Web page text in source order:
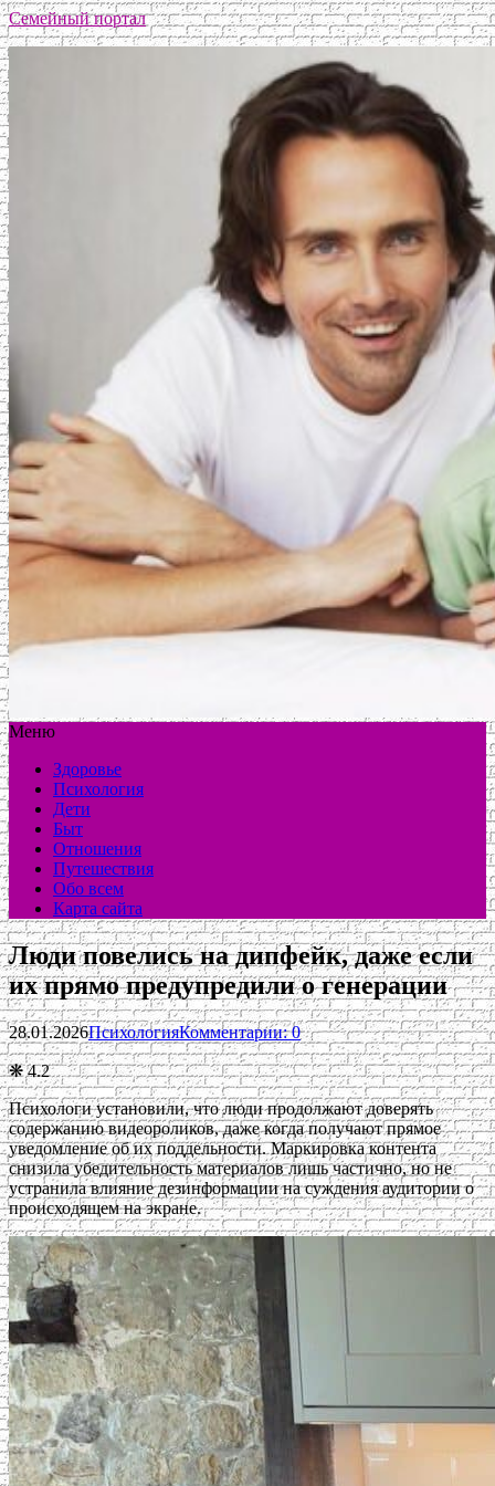
Семейный портал
Меню
Здоровье
Психология
Дети
Быт
Отношения
Путешествия
Обо всем
Карта сайта
Люди повелись на дипфейк, даже если
их прямо предупредили о генерации
28.01.2026ПсихологияКомментарии: 0
❋ 4.2
Психологи установили, что люди продолжают доверять
содержанию видеороликов, даже когда получают прямое
уведомление об их поддельности. Маркировка контента
снизила убедительность материалов лишь частично, но не
устранила влияние дезинформации на суждения аудитории о
происходящем на экране.